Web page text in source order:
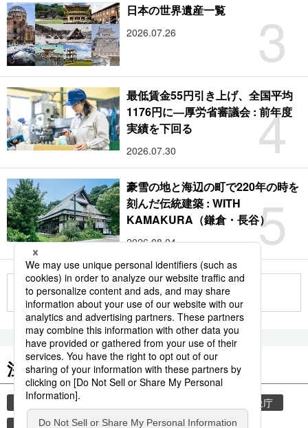
3
日本の世界遺産一覧
2026.07.26
4
最低賃金55円引き上げ、全国平均
1176円に―厚労省審議会 : 前年度
実績を下回る
2026.07.30
5
豪雪の地と海辺の町で220年の時を
刻んだ伝統建築 : WITH
KAMAKURA（鎌倉・長谷）
2026.08.04
もっと見る
注目のキーワード
共同通信ニュース
気象庁